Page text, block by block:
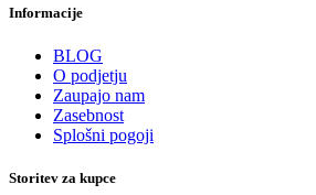
Informacije
BLOG
O podjetju
Zaupajo nam
Zasebnost
Splošni pogoji
Storitev za kupce